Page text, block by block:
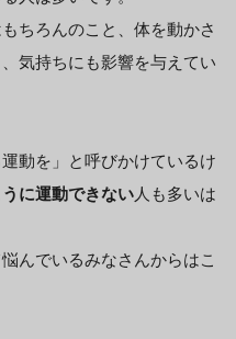
ちろんのこと、体を動かさ
気持ちにも影響を与えてい
動を」と呼びかけているけ
に運動できない人も多いは
んでいるみなさんからはこ